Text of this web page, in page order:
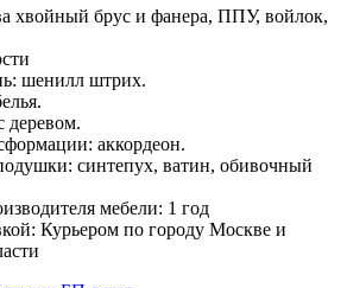
хвойный брус и фанера, ППУ, войлок,
шенилл штрих.
деревом.
аккордеон.
синтепух, ватин, обивочный
мебели: 1 год
Курьером по городу Москве и